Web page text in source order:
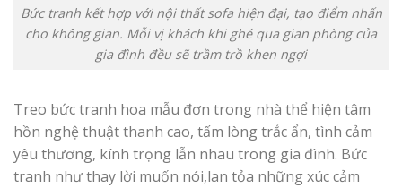
Bức tranh kết hợp với nội thất sofa hiện đại, tạo điểm nhấn
cho không gian. Mỗi vị khách khi ghé qua gian phòng của
gia đình đều sẽ trầm trồ khen ngợi
Treo bức tranh hoa mẫu đơn trong nhà thể hiện tâm
hồn nghệ thuật thanh cao, tấm lòng trắc ẩn, tình cảm
yêu thương, kính trọng lẫn nhau trong gia đình. Bức
tranh như thay lời muốn nói,lan tỏa những xúc cảm